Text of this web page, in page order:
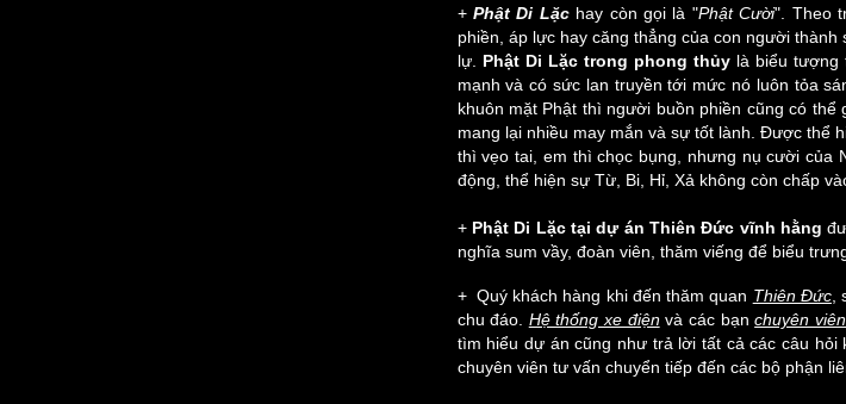
+ Phật Di Lặc hay còn gọi là "Phật Cười". Theo
phiền, áp lực hay căng thẳng của con người
lự. Phật Di Lặc trong phong thủy là biểu tượng
mạnh và có sức lan truyền tới mức nó luôn tỏa
khuôn mặt Phật thì người buồn phiền cũng có
mang lại nhiều may mắn và sự tốt lành. Được thể
thì vẹo tai, em thì chọc bụng, nhưng nụ cười của
động, thể hiện sự Từ, Bi, Hỉ, Xả không còn chấp
+ Phật Di Lặc tại dự án Thiên Đức vĩnh hằng
nghĩa sum vầy, đoàn viên, thăm viếng để biểu
+ Quý khách hàng khi đến thăm quan Thiên Đức,
chu đáo. Hệ thống xe điệnvà các bạnchuyên
tìm hiểu dự án cũng như trả lời tất cả các câu
chuyên viên tư vấn chuyển tiếp đến các bộ phận